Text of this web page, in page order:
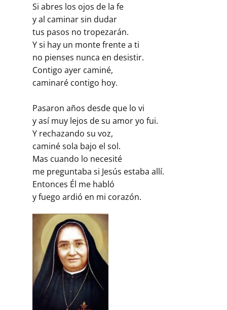
Si abres los ojos de la fe
y al caminar sin dudar
tus pasos no tropezarán.
Y si hay un monte frente a ti
no pienses nunca en desistir.
Contigo ayer caminé,
caminaré contigo hoy.
Pasaron años desde que lo vi
y así muy lejos de su amor yo fui.
Y rechazando su voz,
caminé sola bajo el sol.
Mas cuando lo necesité
me preguntaba si Jesús estaba allí.
Entonces Él me habló
y fuego ardió en mi corazón.